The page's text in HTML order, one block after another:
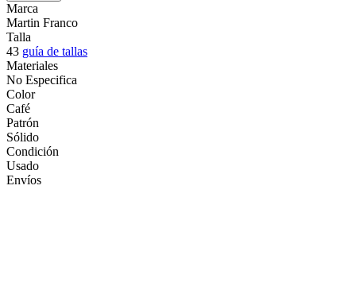
Marca
Martin Franco
Talla
43 guía de tallas
Materiales
No Especifica
Color
Café
Patrón
Sólido
Condición
Usado
Envíos